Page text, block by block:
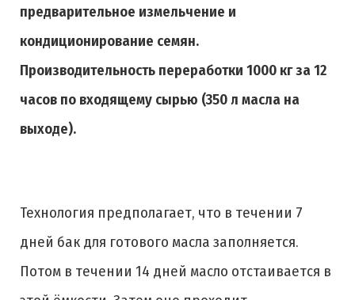
предварительное измельчение и
кондиционирование семян.
Производительность переработки 1000 кг за 12
часов по входящему сырью (350 л масла на
выходе).
Технология предполагает, что в течении 7
дней бак для готового масла заполняется.
Потом в течении 14 дней масло отстаивается в